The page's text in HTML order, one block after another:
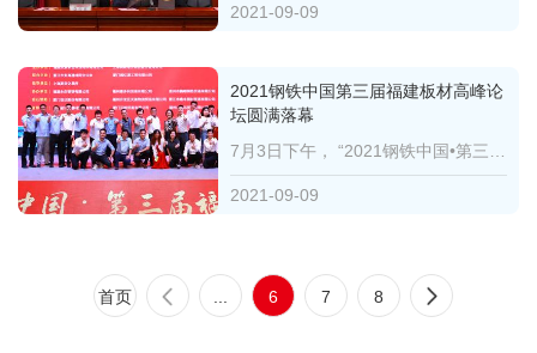
2021-09-09
2021钢铁中国第三届福建板材高峰论
坛圆满落幕
2021-09-09
首页 6 7 8